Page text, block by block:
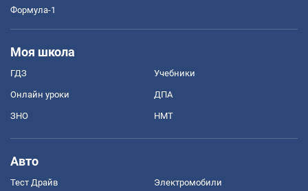
Формула-1
Моя школа
ГДЗ Учебники
Онлайн уроки ДПА
ЗНО НМТ
Авто
Тест Драйв Электромобили